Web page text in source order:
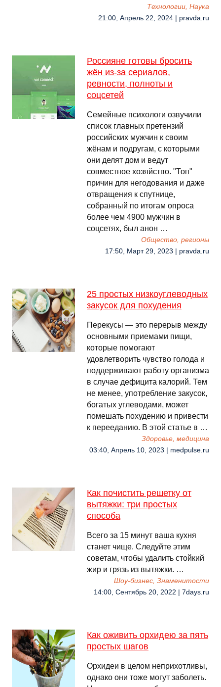
Технологии, Наука
21:00, Апрель 22, 2024 | pravda.ru
Россияне готовы бросить
жён из-за сериалов,
ревности, полноты и
соцсетей
Семейные психологи озвучили
список главных претензий
российских мужчин к своим
жёнам и подругам, с которыми
они делят дом и ведут
совместное хозяйство. "Топ"
причин для негодования и даже
отвращения к спутнице,
собранный по итогам опроса
более чем 4900 мужчин в
соцсетях, был анон …
Общество, регионы
17:50, Март 29, 2023 | pravda.ru
25 простых низкоуглеводных
закусок для похудения
Перекусы — это перерыв между
основными приемами пищи,
которые помогают
удовлетворить чувство голода и
поддерживают работу организма
в случае дефицита калорий. Тем
не менее, употребление закусок,
богатых углеводами, может
помешать похудению и привести
к перееданию. В этой статье в …
Здоровье, медицина
03:40, Апрель 10, 2023 | medpulse.ru
Как почистить решетку от
вытяжки: три простых
способа
Всего за 15 минут ваша кухня
станет чище. Следуйте этим
советам, чтобы удалить стойкий
жир и грязь из вытяжки. …
Шоу-бизнес, Знаменитости
14:00, Сентябрь 20, 2022 | 7days.ru
Как оживить орхидею за пять
простых шагов
Орхидеи в целом неприхотливы,
однако они тоже могут заболеть.